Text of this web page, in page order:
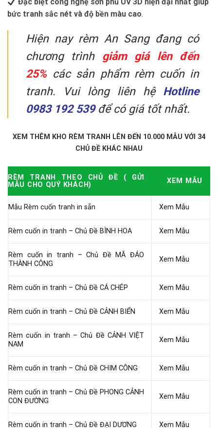
️Đặc biệt công nghệ sơn phủ UV 3D hiện đại nhất giúp
bức tranh sắc nét và độ bền màu cao.
Hiện nay rèm An Sang đang có
chương trình giảm giá lên đến
25% các sản phẩm rèm cuốn in
tranh. Vui lòng liên hệ Hotline
0983 192 539để có giá tốt nhất.
XEM THÊM KHO RÈM TRANH LÊN ĐẾN 10.000 MẪU VỚI 34
CHỦ ĐỀ KHÁC NHAU
RÈM TRANH THEO CHỦ ĐỀ ( GỬI
MẪU CHO QUÝ KHÁCH)
XEM MẪU
Mẫu Rèm cuốn tranh in sẵn Xem Mẫu
Rèm cuốn in tranh – Chủ Đề BÌNH HOA Xem Mẫu
Rèm cuốn in tranh – Chủ Đề MÃ ĐÁO
THÀNH CÔNG
Xem Mẫu
Rèm cuốn in tranh – Chủ Đề CÁ CHÉP Xem Mẫu
Rèm cuốn in tranh – Chủ Đề CẢNH BIỂN Xem Mẫu
Rèm cuốn in tranh – Chủ Đề CẢNH VIỆT
NAM
Xem Mẫu
Rèm cuốn in tranh – Chủ Đề CHIM CÔNG Xem Mẫu
Rèm cuốn in tranh – Chủ Đề PHONG CẢNH
CON ĐƯỜNG
Xem Mẫu
Rèm cuốn in tranh – Chủ Đề ĐẠI DƯƠNG Xem Mẫu